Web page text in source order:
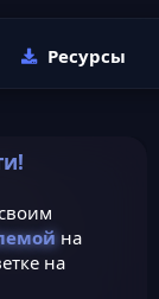
Ресурсы
на
на